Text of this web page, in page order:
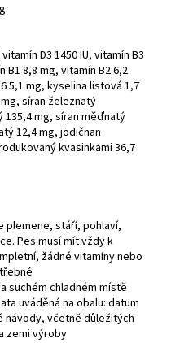
D3 1450 IU, vitamín B3
B1 8,8 mg, vitamín B2 6,2
5,1 mg, kyselina listová 1,7
síran železnatý
135,4 mg, síran měďnatý
12,4 mg, jodičnan
kvasinkami 36,7
plemene, stáří, pohlaví,
Pes musí mít vždy k
žádné vitamíny nebo
suchém chladném místě
uváděná na obalu: datum
včetně důležitých
zemi výroby